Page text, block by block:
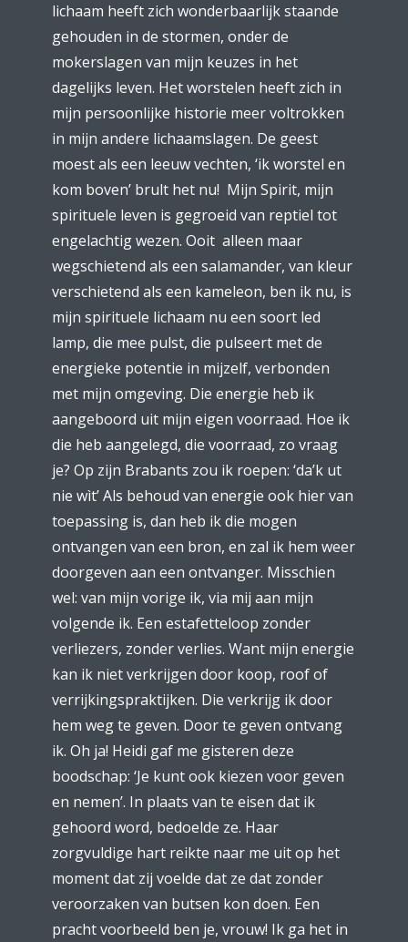
lichaam heeft zich wonderbaarlijk staande
gehouden in de stormen, onder de
mokerslagen van mijn keuzes in het
dagelijks leven. Het worstelen heeft zich in
mijn persoonlijke historie meer voltrokken
in mijn andere lichaamslagen. De geest
moest als een leeuw vechten, ‘ik worstel en
kom boven’ brult het nu! Mijn Spirit, mijn
spirituele leven is gegroeid van reptiel tot
engelachtig wezen. Ooit alleen maar
wegschietend als een salamander, van kleur
verschietend als een kameleon, ben ik nu, is
mijn spirituele lichaam nu een soort led
lamp, die mee pulst, die pulseert met de
energieke potentie in mijzelf, verbonden
met mijn omgeving. Die energie heb ik
aangeboord uit mijn eigen voorraad. Hoe ik
die heb aangelegd, die voorraad, zo vraag
je? Op zijn Brabants zou ik roepen: ‘da’k ut
nie wìt’ Als behoud van energie ook hier van
toepassing is, dan heb ik die mogen
ontvangen van een bron, en zal ik hem weer
doorgeven aan een ontvanger. Misschien
wel: van mijn vorige ik, via mij aan mijn
volgende ik. Een estafetteloop zonder
verliezers, zonder verlies. Want mijn energie
kan ik niet verkrijgen door koop, roof of
verrijkingspraktijken. Die verkrijg ik door
hem weg te geven. Door te geven ontvang
ik. Oh ja! Heidi gaf me gisteren deze
boodschap: ‘Je kunt ook kiezen voor geven
en nemen’. In plaats van te eisen dat ik
gehoord word, bedoelde ze. Haar
zorgvuldige hart reikte naar me uit op het
moment dat zij voelde dat ze dat zonder
veroorzaken van butsen kon doen. Een
pracht voorbeeld ben je, vrouw! Ik ga het in